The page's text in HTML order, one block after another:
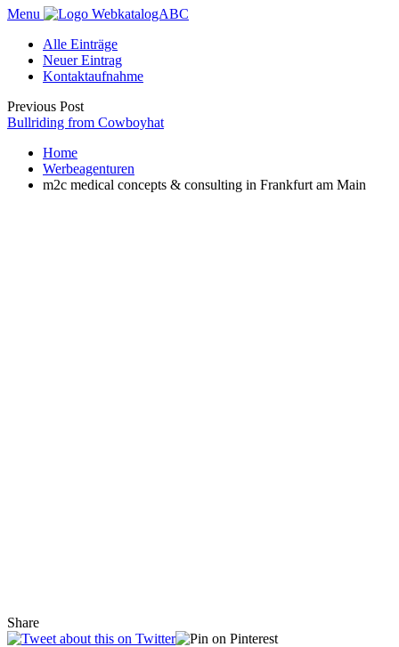
Menu
WebkatalogABC
Alle Einträge
Neuer Eintrag
Kontaktaufnahme
Previous Post
Bullriding from Cowboyhat
Home
Werbeagenturen
m2c medical concepts & consulting in Frankfurt am Main
Share